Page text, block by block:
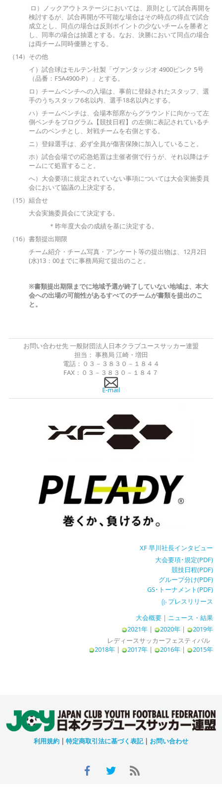
ロ）ノックアウトステージにおいては、原則として試合再開を
検討するが、試合再開が不可能な場合はその時点の得点で試合
成立とし、同点の場合は反則ポイントの少ないチームを勝者と
し、同率の場合は抽選とする。なお、決勝において同点の場合
は両チーム同時優勝とする。
（14）その他
イ）試合球はモルテン社製「ヴァンタッジオ 4900ピンク 5号
（品番：F5A4900-P）」とする。
ロ）チームベンチへの入場は、事前に登録されたスタッフ、選
手のうちスタッフ6名以内、選手18名以内とする。
ハ）チームベンチは、会場本部席からグラウンドに向かって左
側ベンチをプログラム【競技日程】の左側に表記されているチ
ームのベンチとし、対戦チームを右側とする。
ニ）登録選手は、必ず全員が傷害保険に加入していること。
ホ）試合会場での応急処置は主催者側で行うが、それ以降はチ
ームにて処置すること。
へ）大会要項に規定されていない事項については大会実施委員
会において協議の上決定する。
（15）組合せ
大会実施委員会にて決定する。
＊昨年度大会の成績を基に決定する。
（16）書類提出期限
チーム紹介・チーム写真・アンケート等の提出物は、12月2日
(水)13：00までに事務局宛て提出のこと。
※書類提出期限までに地域予選が終了していない地域は、本大
会への出場の可能性があるすべてのチームが書類を提出のこ
と。
お問い合わせ先 一般財団法人日本クラブユースサッカー連盟
担当： 事務局 江崎・増田
電話：０３－３８３０－１８４４
FAX：０３－３８３０－１８４７
E-mail
XF 早川社長インタビュー
大会要項･規定(PDF)
競技日程(PDF)
グループ分け(PDF)
GS･トーナメント(PDF)
プレスリリース
大会概要| ニュース・結果
2021年| 2020年|
2019年
レディースサッカーフェスティバル
2018年| 2017年| 2016年| 2015年
利用規約 | 特定商取引法に基づく表記| お問い合わせ